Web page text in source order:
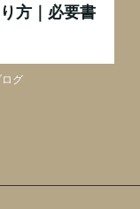
方｜必要書
グ